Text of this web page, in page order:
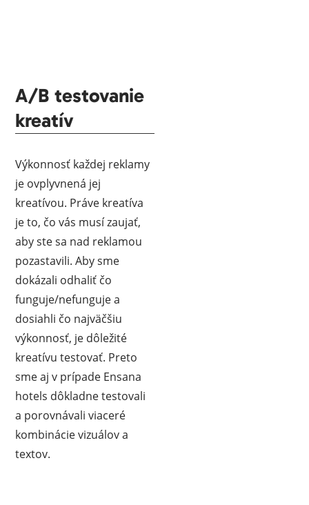
A/B testovanie
kreatív
Výkonnosť každej reklamy
je ovplyvnená jej
kreatívou. Práve kreatíva
je to, čo vás musí zaujať,
aby ste sa nad reklamou
pozastavili. Aby sme
dokázali odhaliť čo
funguje/nefunguje a
dosiahli čo najväčšiu
výkonnosť, je dôležité
kreatívu testovať. Preto
sme aj v prípade Ensana
hotels dôkladne testovali
a porovnávali viaceré
kombinácie vizuálov a
textov.